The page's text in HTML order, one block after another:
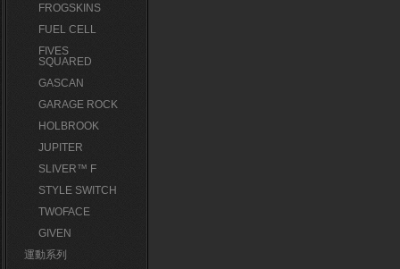
FROGSKINS
FUEL CELL
FIVES
SQUARED
GASCAN
GARAGE ROCK
HOLBROOK
JUPITER
SLIVER™ F
STYLE SWITCH
TWOFACE
GIVEN
運動系列